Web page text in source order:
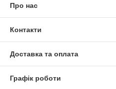
Про нас
Контакти
Доставка та оплата
Графік роботи